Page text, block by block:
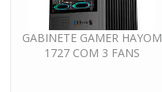
GABINETE GAMER HAYOM
1727 COM 3 FANS